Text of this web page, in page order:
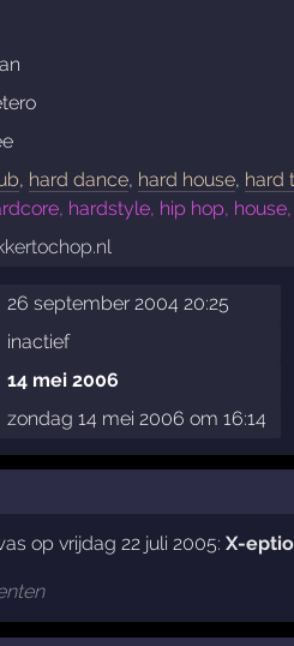
, hard dance, hard house, hard
hardstyle, hip hop,
26 september 2004 20:25
inactief
14 mei 2006
zondag 14 mei 2006 om 16:14
op vrijdag 22 juli 2005: X-